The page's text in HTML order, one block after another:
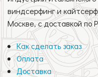
виндсерфинг и
Москве, с доставкой по
Как сделать заказ
Оплата
Доставка